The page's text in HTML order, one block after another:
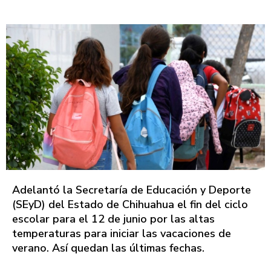
Adelantó la Secretaría de Educación y Deporte
(SEyD) del Estado de Chihuahua el fin del ciclo
escolar para el 12 de junio por las altas
temperaturas para iniciar las vacaciones de
verano. Así quedan las últimas fechas.